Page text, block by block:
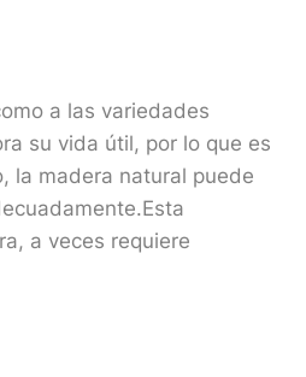
a las variedades
su vida útil, por lo que es
la madera natural puede
a veces requiere